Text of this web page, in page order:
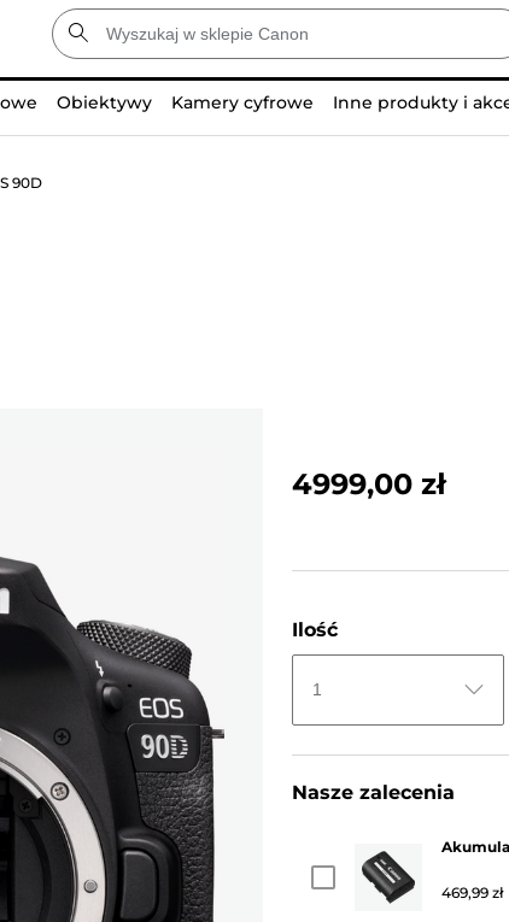
Obiektywy Kamery cyfrowe Inne produkty i
90D
4999,00 zł
Ilość
1
Nasze zalecenia
469,99 zł